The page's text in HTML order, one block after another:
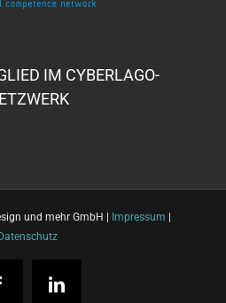
IM CYBERLAGO-
und mehr GmbH | Impressum |
LinkedIn